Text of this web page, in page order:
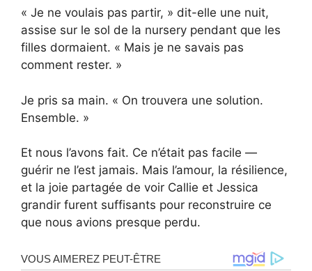
« Je ne voulais pas partir, » dit-elle une nuit,
assise sur le sol de la nursery pendant que les
filles dormaient. « Mais je ne savais pas
comment rester. »
Je pris sa main. « On trouvera une solution.
Ensemble. »
Et nous l’avons fait. Ce n’était pas facile —
guérir ne l’est jamais. Mais l’amour, la résilience,
et la joie partagée de voir Callie et Jessica
grandir furent suffisants pour reconstruire ce
que nous avions presque perdu.